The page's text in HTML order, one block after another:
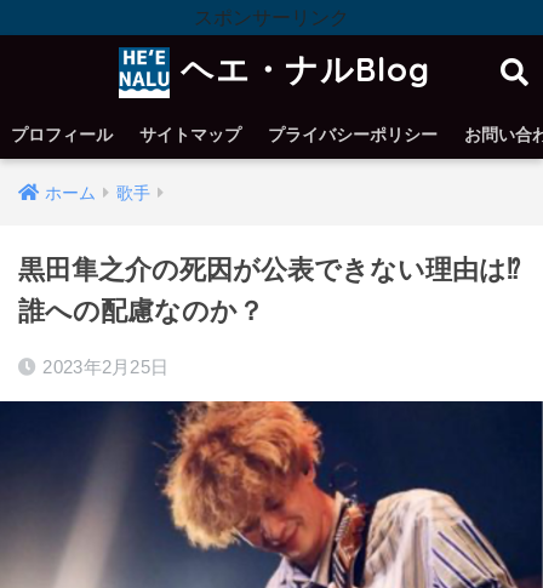
スポンサーリンク
ヘエ・ナルBlog
プロフィール サイトマップ プライバシーポリシー お問い合
ホーム 歌手
黒田隼之介の死因が公表できない理由は⁉︎
誰への配慮なのか？
2023年2月25日